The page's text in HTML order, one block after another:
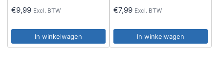
€9,99 Excl. BTW
In winkelwagen
€7,99 Excl. BTW
In winkelwagen